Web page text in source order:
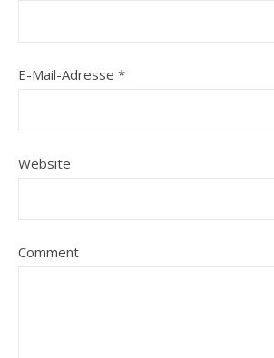
E-Mail-Adresse *
Website
Comment